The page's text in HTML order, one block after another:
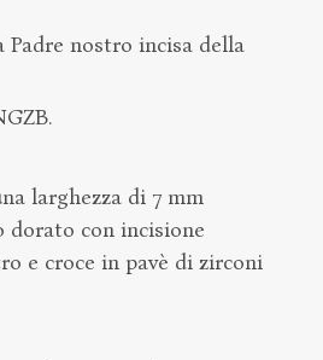
Padre nostro incisa della
larghezza di 7 mm
dorato con incisione
e croce in pavè di zirconi